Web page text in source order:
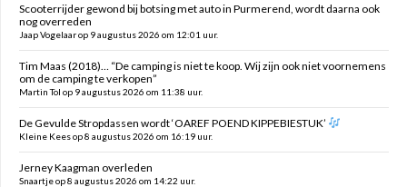
Scooterrijder gewond bij botsing met auto in Purmerend, wordt daarna ook
nog overreden
Jaap Vogelaar op 9 augustus 2026 om 12:01 uur.
Tim Maas (2018)… “De camping is niet te koop. Wij zijn ook niet voornemens
om de camping te verkopen”
Martin Tol op 9 augustus 2026 om 11:38 uur.
De Gevulde Stropdassen wordt ‘OAREF POEND KIPPEBIESTUK’
Kleine Kees op 8 augustus 2026 om 16:19 uur.
Jerney Kaagman overleden
Snaartje op 8 augustus 2026 om 14:22 uur.